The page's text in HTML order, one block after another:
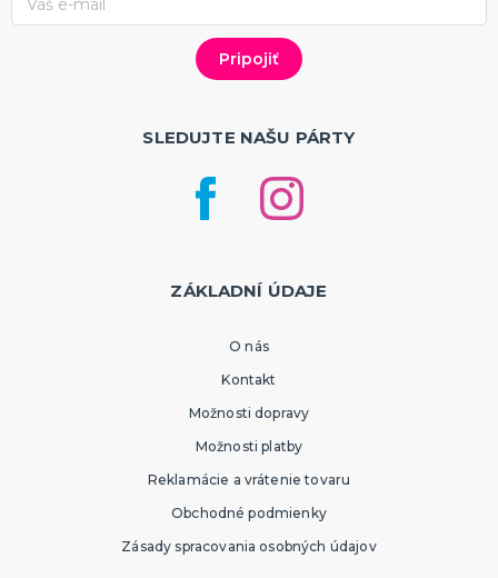
SLEDUJTE NAŠU PÁRTY
ZÁKLADNÍ ÚDAJE
O nás
Kontakt
Možnosti dopravy
Možnosti platby
Reklamácie a vrátenie tovaru
Obchodné podmienky
Zásady spracovania osobných údajov